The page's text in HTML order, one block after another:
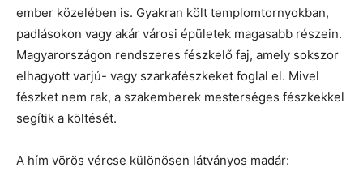
ember közelében is. Gyakran költ templomtornyokban,
padlásokon vagy akár városi épületek magasabb részein.
Magyarországon rendszeres fészkelő faj, amely sokszor
elhagyott varjú- vagy szarkafészkeket foglal el. Mivel
fészket nem rak, a szakemberek mesterséges fészkekkel
segítik a költését.
A hím vörös vércse különösen látványos madár: